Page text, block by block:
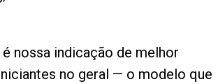
nossa indicação de melhor
no geral — o modelo que